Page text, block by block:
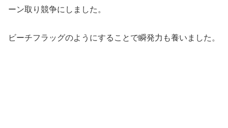
ーン取り競争にしました。
ビーチフラッグのようにすることで瞬発力も養いました。